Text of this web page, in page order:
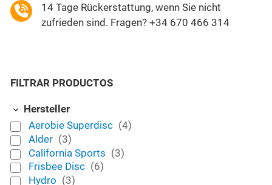
14 Tage Rückerstattung, wenn Sie nicht
zufrieden sind. Fragen? +34 670 466 314
FILTRAR PRODUCTOS
Hersteller
Aerobie Superdisc (4)
Alder (3)
California Sports (3)
Frisbee Disc (6)
Hydro (3)